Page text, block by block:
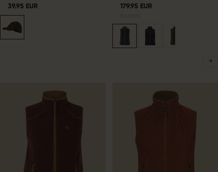
39.95 EUR 179.95 EUR